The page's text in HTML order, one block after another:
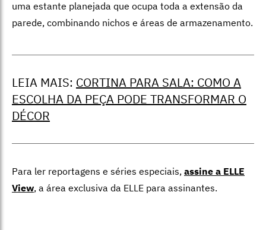
uma estante planejada que ocupa toda a extensão da
parede, combinando nichos e áreas de armazenamento.
LEIA MAIS: CORTINA PARA SALA: COMO A
ESCOLHA DA PEÇA PODE TRANSFORMAR O
DÉCOR
Para ler reportagens e séries especiais, assine a ELLE
View, a área exclusiva da ELLE para assinantes.